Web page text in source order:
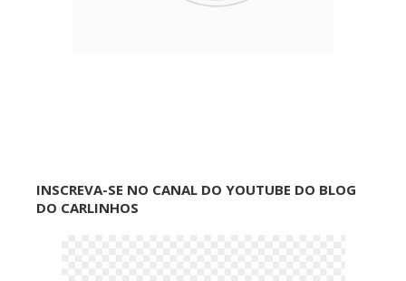
INSCREVA-SE NO CANAL DO YOUTUBE DO BLOG
DO CARLINHOS